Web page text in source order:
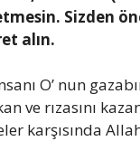
Sizden
alın.
O’ nun
ve rızasını
karşısında